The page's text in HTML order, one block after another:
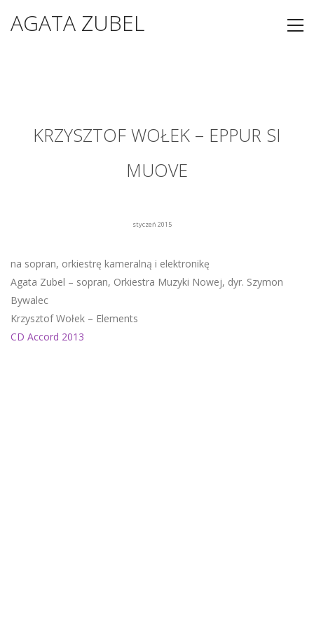
AGATA ZUBEL
KRZYSZTOF WOŁEK – EPPUR SI
MUOVE
styczeń 2015
na sopran, orkiestrę kameralną i elektronikę
Agata Zubel – sopran, Orkiestra Muzyki Nowej, dyr. Szymon
Bywalec
Krzysztof Wołek – Elements
CD Accord 2013